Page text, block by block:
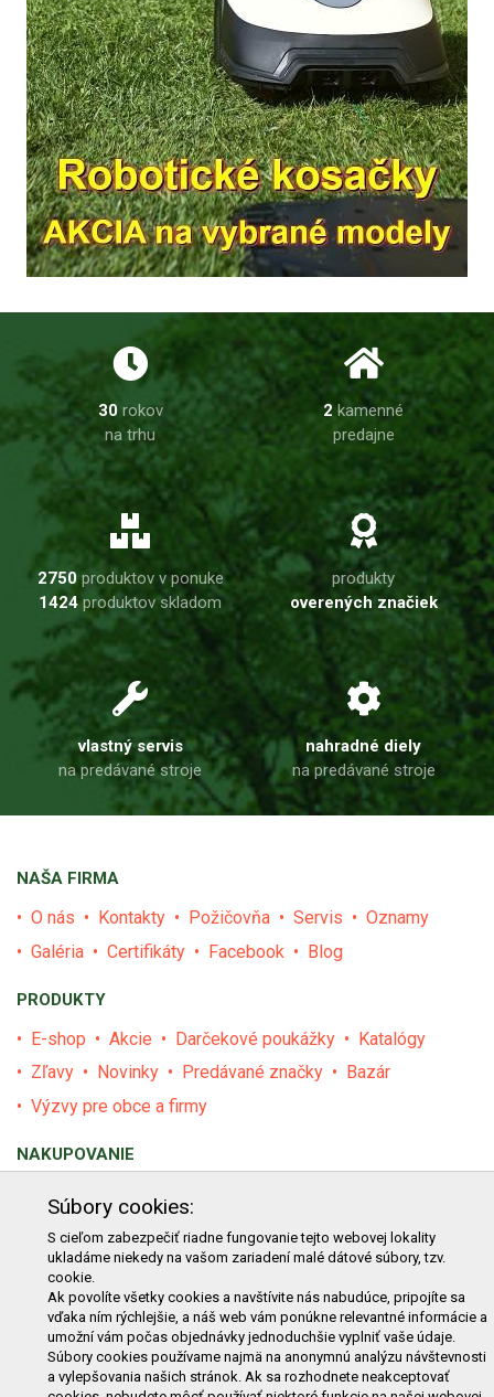
30rokov
na trhu
2 kamenné
predajne
2750produktov v ponuke
1424produktov skladom
produkty
overených značiek
vlastný servis
na predávané stroje
nahradné diely
na predávané stroje
NAŠA FIRMA
O nás Kontakty Požičovňa Servis
Oznamy
Galéria
Certifikáty Facebook Blog
PRODUKTY
E-shop Akcie Darčekové poukážky
Katalógy
Zľavy
Novinky Predávané značky
Bazár
Výzvy pre obce a firmy
NAKUPOVANIE
Obchodné podmienky
Reklamačný poriadok
Reklamačný protokol
Odstúpenie od kúpy
Protokol na odstúpenie od kúpy
Alternatívne riešenie sporu
Ochrana osobných údajov
Používanie cookies
Nákup na splátky
ZÁKAZNÍK
Súbory cookies:
S cieľom zabezpečiť riadne fungovanie tejto webovej lokality
ukladáme niekedy na vašom zariadení malé dátové súbory, tzv.
cookie.
Ak povolíte všetky cookies a navštívite nás nabudúce, pripojíte sa
vďaka ním rýchlejšie, a náš web vám ponúkne relevantné informácie a
umožní vám počas objednávky jednoduchšie vyplniť vaše údaje.
Súbory cookies používame najmä na anonymnú analýzu návštevnosti
a vylepšovania našich stránok. Ak sa rozhodnete neakceptovať